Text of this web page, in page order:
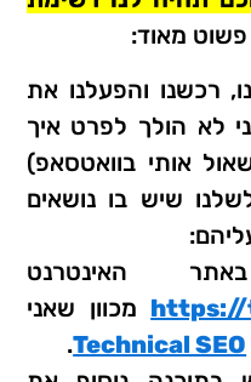
מאוד:
רכשנו והפעלנו את
לא הולך לפרט איך
אותי בוואטסאפ)
שיש בו נושאים
האינטרנט
https:// מכוון שאני
Technical SEO
.